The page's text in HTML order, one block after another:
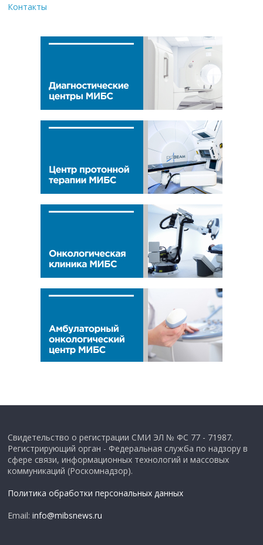
Контакты
Свидетельство о регистрации СМИ ЭЛ № ФС 77 - 71987.
Регистрирующий орган - Федеральная служба по надзору в
сфере связи, информационных технологий и массовых
коммуникаций (Роскомнадзор).
Политика обработки персональных данных
Email:info@mibsnews.ru